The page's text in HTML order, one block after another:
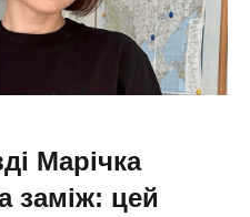
Марічка
заміж: цей